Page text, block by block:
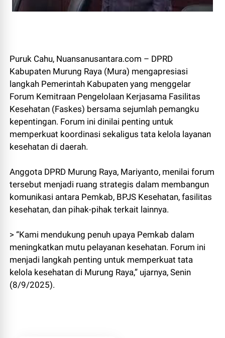
Puruk Cahu, Nuansanusantara.com – DPRD
Kabupaten Murung Raya (Mura) mengapresiasi
langkah Pemerintah Kabupaten yang menggelar
Forum Kemitraan Pengelolaan Kerjasama Fasilitas
Kesehatan (Faskes) bersama sejumlah pemangku
kepentingan. Forum ini dinilai penting untuk
memperkuat koordinasi sekaligus tata kelola layanan
kesehatan di daerah.
Anggota DPRD Murung Raya, Mariyanto, menilai forum
tersebut menjadi ruang strategis dalam membangun
komunikasi antara Pemkab, BPJS Kesehatan, fasilitas
kesehatan, dan pihak-pihak terkait lainnya.
> “Kami mendukung penuh upaya Pemkab dalam
meningkatkan mutu pelayanan kesehatan. Forum ini
menjadi langkah penting untuk memperkuat tata
kelola kesehatan di Murung Raya,” ujarnya, Senin
(8/9/2025).